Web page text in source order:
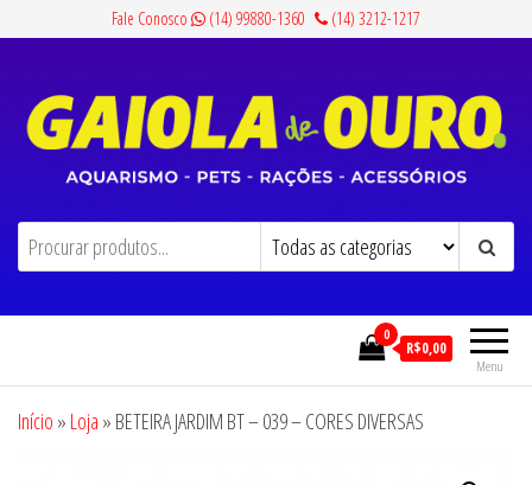
conteúdo
Fale Conosco (14) 99880-1360 (14) 3212-1217
Gaiola de Ouro Aquarismo, Pets, Rações e Acessórios
Menu
0
R$0,00
Início » Loja » BETEIRA JARDIM BT – 039 – CORES DIVERSAS